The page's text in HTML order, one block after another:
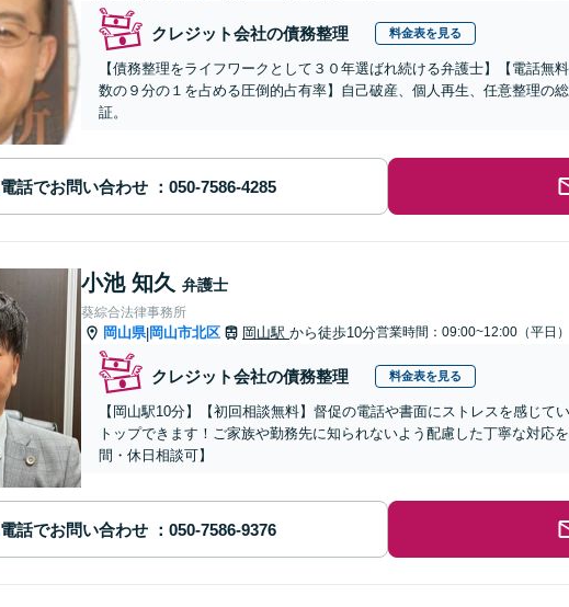
クレジット会社の債務整理 料金表を見る
【債務整理をライフワークとして３０年選ばれ続ける弁護士】【電話無
数の９分の１を占める圧倒的占有率】自己破産、個人再生、任意整理の
証。
電話でお問い合わせ
小池 知久 弁護士
葵綜合法律事務所
岡山県|岡山市北区 岡山駅 から徒歩10分営業時間：09:00~12:00（平日）
クレジット会社の債務整理 料金表を見る
【岡山駅10分】【初回相談無料】督促の電話や書面にストレスを感じて
トップできます！ご家族や勤務先に知られないよう配慮した丁寧な対応
間・休日相談可】
電話でお問い合わせ